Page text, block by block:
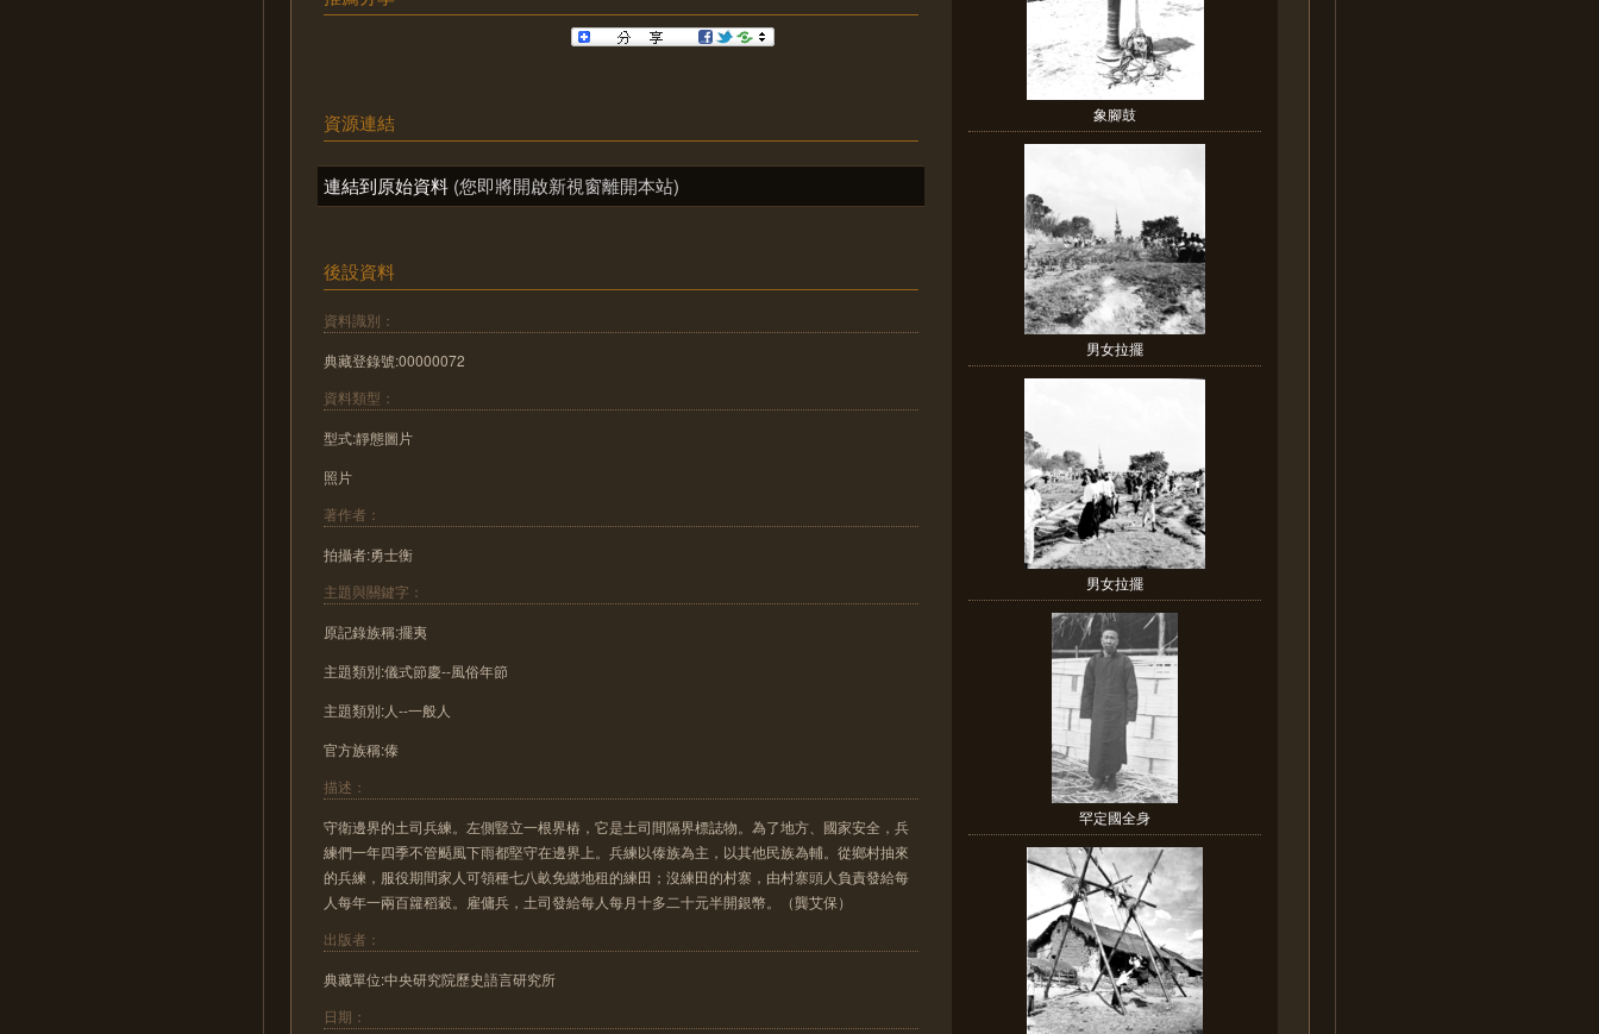
資源連結
連結到原始資料 (您即將開啟新視窗離開本站)
後設資料
資料識別：
典藏登錄號:00000072
資料類型：
型式:靜態圖片
照片
著作者：
拍攝者:勇士衡
主題與關鍵字：
原記錄族稱:擺夷
主題類別:儀式節慶--風俗年節
主題類別:人--一般人
官方族稱:傣
描述：
守衛邊界的土司兵練。左側豎立一根界樁，它是土司間隔界標誌物。為了地方、國家安全，兵
練們一年四季不管颳風下雨都堅守在邊界上。兵練以傣族為主，以其他民族為輔。從鄉村抽來
的兵練，服役期間家人可領種七八畝免繳地租的練田；沒練田的村寨，由村寨頭人負責發給每
人每年一兩百籮稻穀。雇傭兵，土司發給每人每月十多二十元半開銀幣。（龔艾保）
出版者：
典藏單位:中央研究院歷史語言研究所
日期：
象腳鼓
男女拉擺
男女拉擺
罕定國全身